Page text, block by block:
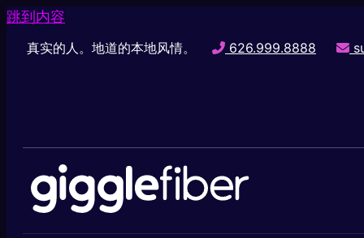
跳到内容
真实的人。地道的本地风情。 626.999.8888